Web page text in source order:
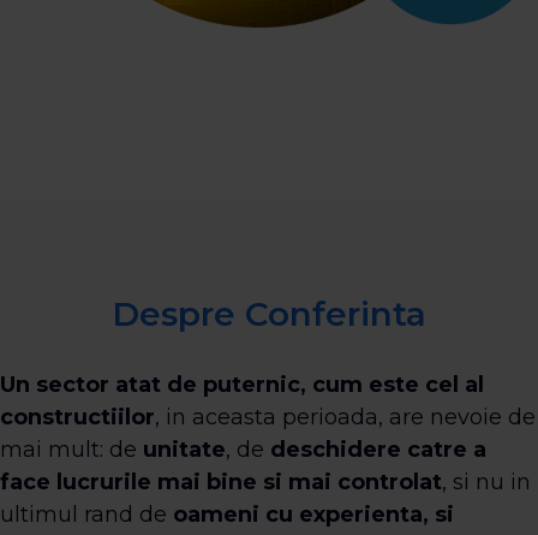
Despre Conferinta
Un sector atat de puternic, cum este cel al
constructiilor, in aceasta perioada, are nevoie de
mai mult: de unitate, de deschidere catre a
face lucrurile mai bine si mai controlat, si nu in
ultimul rand de oameni cu experienta, si